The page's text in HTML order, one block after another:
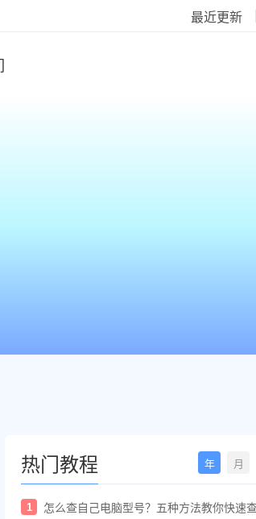
最近更新
热门教程 年 月
1
怎么查自己电脑型号？五种方法教你快速